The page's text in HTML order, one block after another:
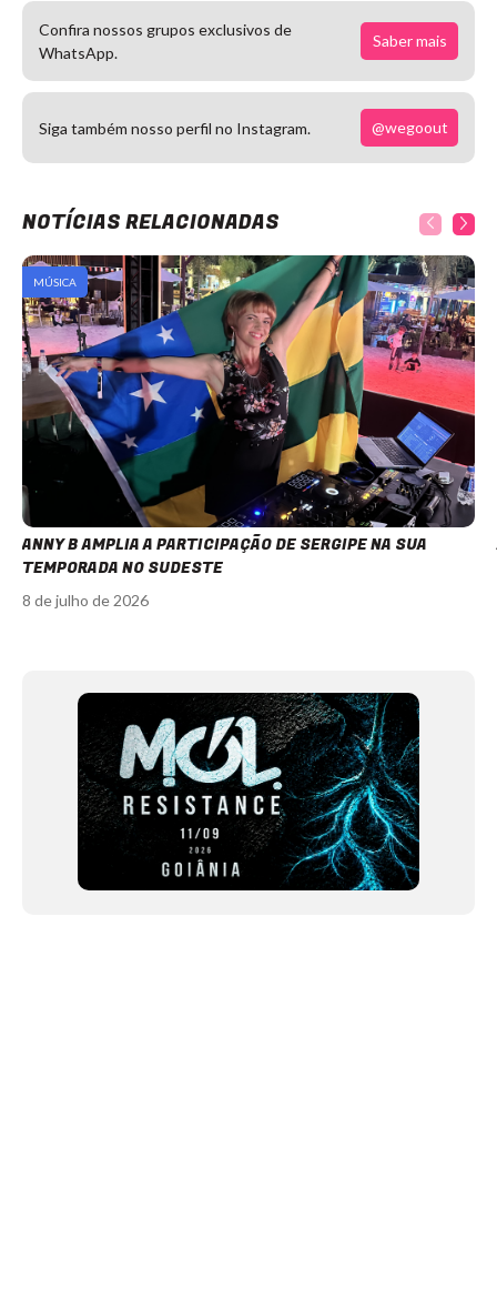
Confira nossos grupos exclusivos de
WhatsApp.
Saber mais
Siga também nosso perfil no Instagram. @wegoout
NOTÍCIAS RELACIONADAS
MÚSICA
ANNY B AMPLIA A PARTICIPAÇÃO DE SERGIPE NA SUA
TEMPORADA NO SUDESTE
8 de julho de 2026